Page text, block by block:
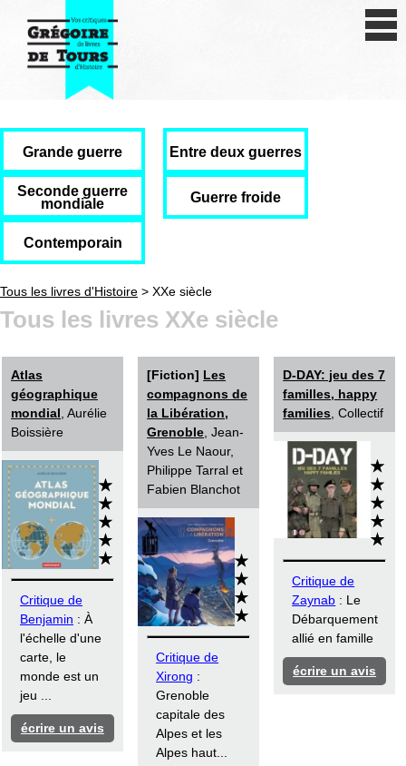
Antiquité
Moyen Age
XXe siècle
Thématiques
Grande guerre Entre deux guerres
Seconde guerre
mondiale
Guerre froide
Contemporain
Tous les livres d'Histoire > XXe siècle
Tous les livres XXe siècle
Atlas
géographique
mondial , Aurélie
Boissière
Critique de
Benjamin : À
l'échelle d'une
carte, le
monde est un
jeu ...
écrire un avis
[Fiction] Les
compagnons de
la Libération,
Grenoble , Jean-
Yves Le Naour,
Philippe Tarral et
Fabien Blanchot
Critique de
Xirong :
Grenoble
capitale des
Alpes et les
Alpes haut...
D-DAY: jeu des 7
familles, happy
families , Collectif
Critique de
Zaynab : Le
Débarquement
allié en famille
écrire un avis